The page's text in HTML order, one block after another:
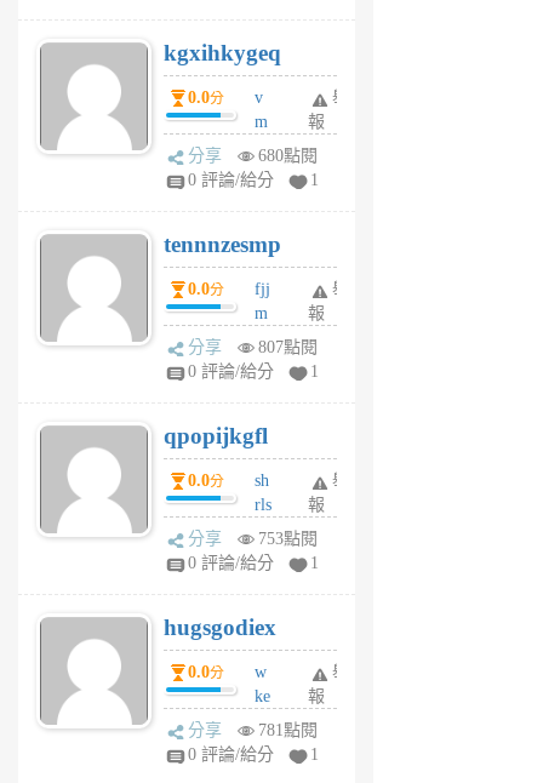
6
個
月
前
kgxihkygeq
0.0分
v
m
sg
sr
6
個
月
前
舉
報
分享
680點閱
0 評論/給分
1
tennnzesmp
0.0分
fjj
m
w
rs
6
個
月
前
舉
報
分享
807點閱
0 評論/給分
1
qpopijkgfl
0.0分
sh
rls
k
m
6
個
月
前
舉
報
分享
753點閱
0 評論/給分
1
hugsgodiex
0.0分
w
ke
rv
pj
舉
報
分享
781點閱
0 評論/給分
1